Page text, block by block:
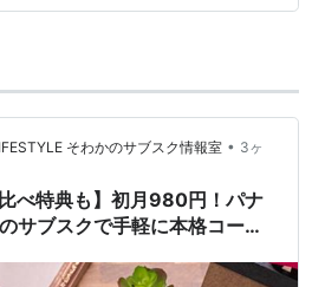
ーメーカー「NC-A…
そわかのサブスク情報室 • 3ヶ
比べ特典も】初月980円！パナ
サブスクで手軽に本格コーヒ